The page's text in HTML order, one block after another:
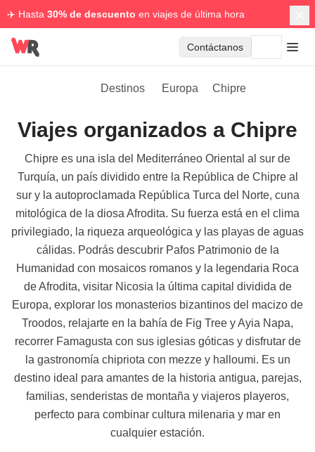
✈️ Hasta 30% de descuento en viajes de última hora
Contáctanos
Destinos Europa Chipre
Viajes organizados a Chipre
Chipre es una isla del Mediterráneo Oriental al sur de
Turquía, un país dividido entre la República de Chipre al
sur y la autoproclamada República Turca del Norte, cuna
mitológica de la diosa Afrodita. Su fuerza está en el clima
privilegiado, la riqueza arqueológica y las playas de aguas
cálidas. Podrás descubrir Pafos Patrimonio de la
Humanidad con mosaicos romanos y la legendaria Roca
de Afrodita, visitar Nicosia la última capital dividida de
Europa, explorar los monasterios bizantinos del macizo de
Troodos, relajarte en la bahía de Fig Tree y Ayia Napa,
recorrer Famagusta con sus iglesias góticas y disfrutar de
la gastronomía chipriota con mezze y halloumi. Es un
destino ideal para amantes de la historia antigua, parejas,
familias, senderistas de montaña y viajeros playeros,
perfecto para combinar cultura milenaria y mar en
cualquier estación.